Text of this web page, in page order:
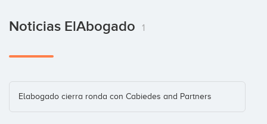
Noticias ElAbogado 1
Elabogado cierra ronda con Cabiedes and Partners